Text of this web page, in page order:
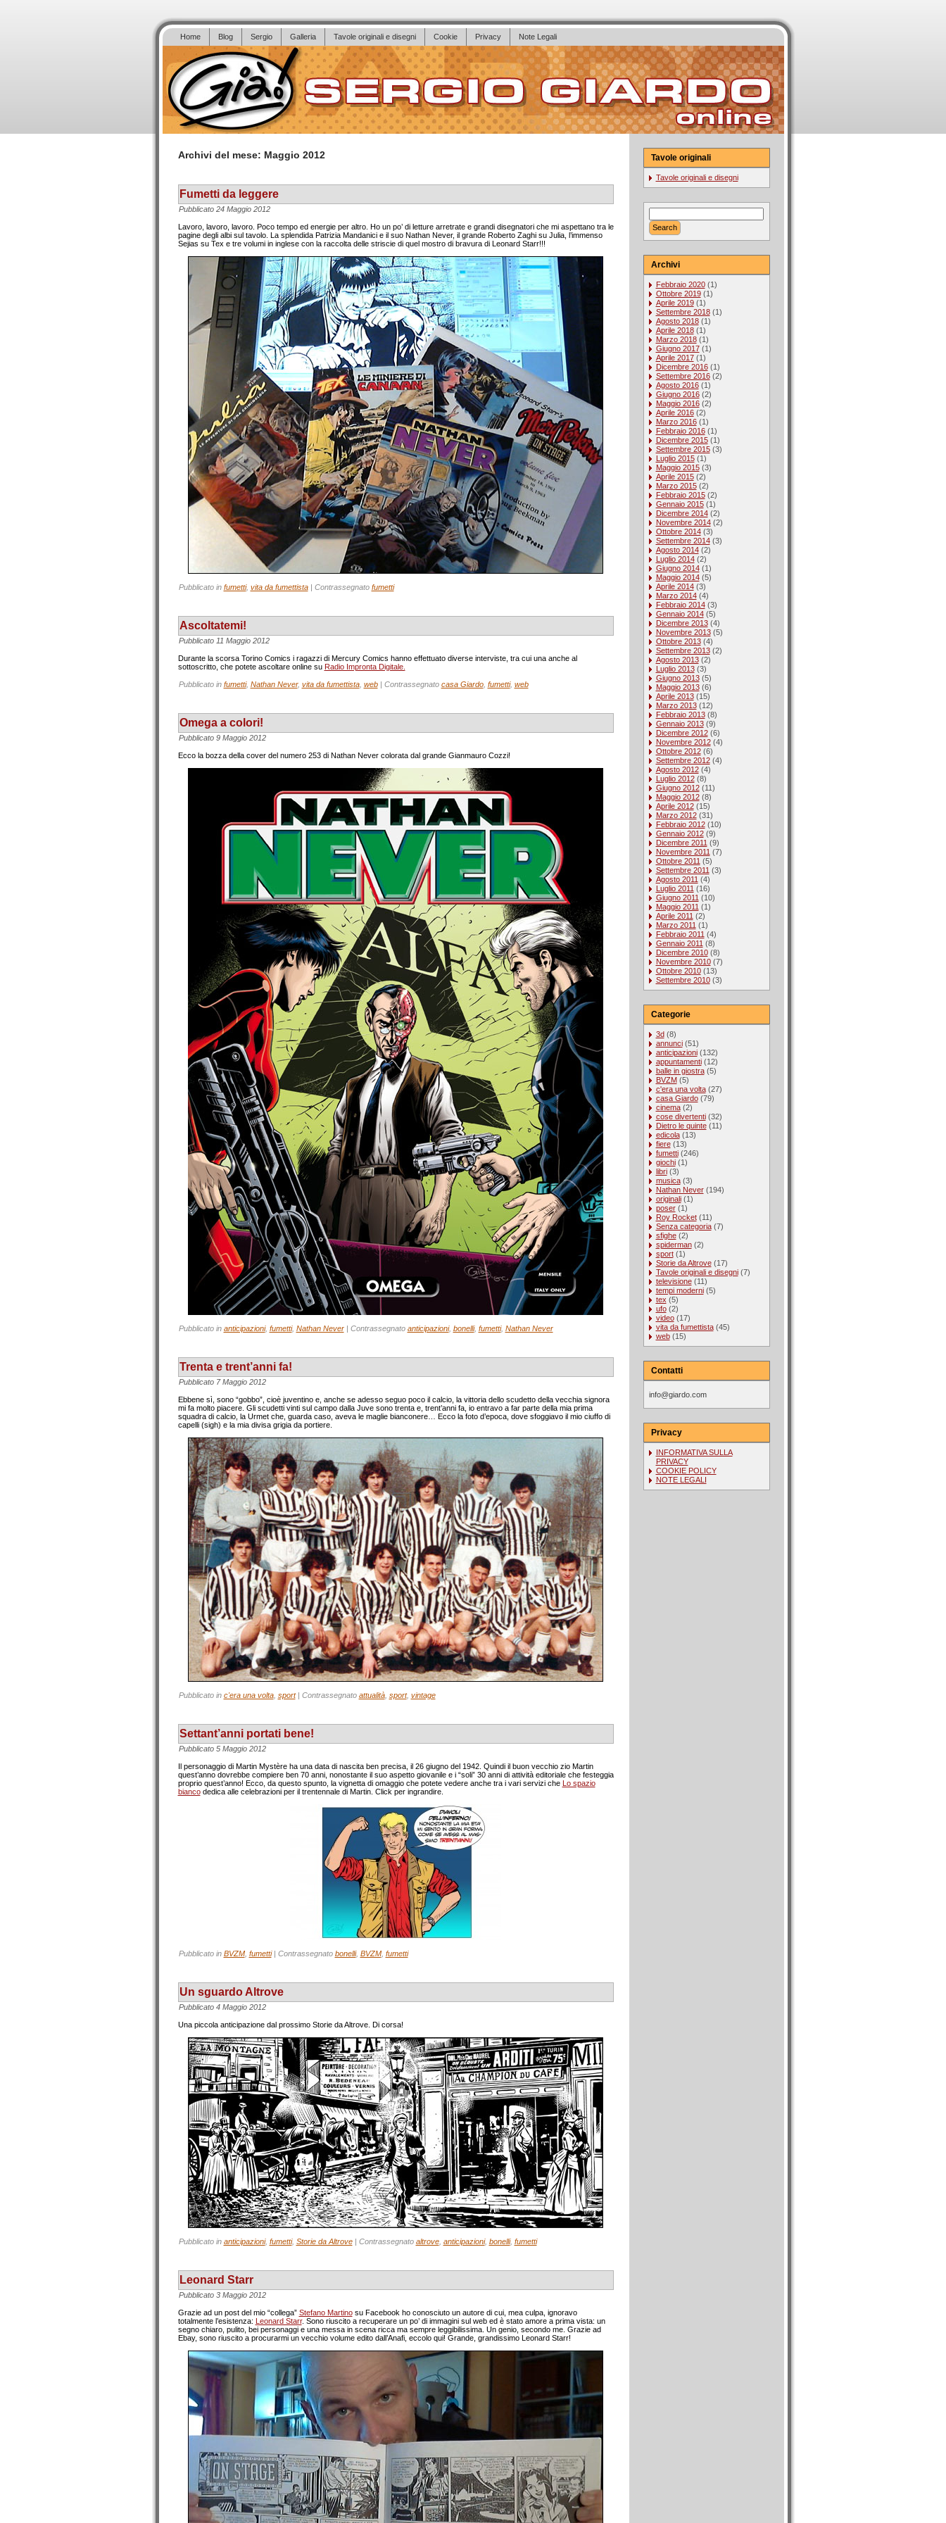
Home Blog Sergio Galleria Tavole originali e disegni Cookie Privacy Note Legali
Archivi del mese: Maggio 2012
Fumetti da leggere
Pubblicato 24 Maggio 2012
Lavoro, lavoro, lavoro. Poco tempo ed energie per altro. Ho un po’ di letture arretrate e grandi disegnatori che mi aspettano tra le
pagine degli albi sul tavolo. La splendida Patrizia Mandanici e il suo Nathan Never, il grande Roberto Zaghi su Julia, l’immenso
Sejias su Tex e tre volumi in inglese con la raccolta delle striscie di quel mostro di bravura di Leonard Starr!!!
Pubblicato in fumetti, vita da fumettista| Contrassegnato fumetti
Ascoltatemi!
Pubblicato 11 Maggio 2012
Durante la scorsa Torino Comics i ragazzi di Mercury Comics hanno effettuato diverse interviste, tra cui una anche al
sottoscritto, che potete ascoltare online su Radio Impronta Digitale.
Pubblicato in fumetti, Nathan Never, vita da fumettista, web| Contrassegnato casa Giardo, fumetti, web
Omega a colori!
Pubblicato 9 Maggio 2012
Ecco la bozza della cover del numero 253 di Nathan Never colorata dal grande Gianmauro Cozzi!
Pubblicato in anticipazioni, fumetti, Nathan Never| Contrassegnato anticipazioni, bonelli, fumetti, Nathan Never
Trenta e trent’anni fa!
Pubblicato 7 Maggio 2012
Ebbene sì, sono “gobbo”, cioè juventino e, anche se adesso seguo poco il calcio, la vittoria dello scudetto della vecchia signora
mi fa molto piacere. Gli scudetti vinti sul campo dalla Juve sono trenta e, trent’anni fa, io entravo a far parte della mia prima
squadra di calcio, la Urmet che, guarda caso, aveva le maglie bianconere… Ecco la foto d’epoca, dove sfoggiavo il mio ciuffo di
capelli (sigh) e la mia divisa grigia da portiere.
Pubblicato in c'era una volta, sport| Contrassegnato attualità, sport, vintage
Settant’anni portati bene!
Pubblicato 5 Maggio 2012
Il personaggio di Martin Mystère ha una data di nascita ben precisa, il 26 giugno del 1942. Quindi il buon vecchio zio Martin
quest’anno dovrebbe compiere ben 70 anni, nonostante il suo aspetto giovanile e i “soli” 30 anni di attività editoriale che festeggia
proprio quest’anno! Ecco, da questo spunto, la vignetta di omaggio che potete vedere anche tra i vari servizi che Lo spazio
biancodedica alle celebrazioni per il trentennale di Martin. Click per ingrandire.
Pubblicato in BVZM, fumetti| Contrassegnato bonelli, BVZM, fumetti
Un sguardo Altrove
Pubblicato 4 Maggio 2012
Una piccola anticipazione dal prossimo Storie da Altrove. Di corsa!
Pubblicato in anticipazioni, fumetti, Storie da Altrove| Contrassegnato altrove, anticipazioni, bonelli, fumetti
Leonard Starr
Pubblicato 3 Maggio 2012
Grazie ad un post del mio “collega” Stefano Martinosu Facebook ho conosciuto un autore di cui, mea culpa, ignoravo
totalmente l’esistenza: Leonard Starr. Sono riuscito a recuperare un po’ di immagini sul web ed è stato amore a prima vista: un
segno chiaro, pulito, bei personaggi e una messa in scena ricca ma sempre leggibilissima. Un genio, secondo me. Grazie ad
Ebay, sono riuscito a procurarmi un vecchio volume edito dall’Anafi, eccolo qui! Grande, grandissimo Leonard Starr!
Tavole originali
Tavole originali e disegni
Archivi
Febbraio 2020(1)
Ottobre 2019(1)
Aprile 2019(1)
Settembre 2018(1)
Agosto 2018(1)
Aprile 2018(1)
Marzo 2018(1)
Giugno 2017(1)
Aprile 2017(1)
Dicembre 2016(1)
Settembre 2016(2)
Agosto 2016(1)
Giugno 2016(2)
Maggio 2016(2)
Aprile 2016(2)
Marzo 2016(1)
Febbraio 2016(1)
Dicembre 2015(1)
Settembre 2015(3)
Luglio 2015(1)
Maggio 2015(3)
Aprile 2015(2)
Marzo 2015(2)
Febbraio 2015(2)
Gennaio 2015(1)
Dicembre 2014(2)
Novembre 2014(2)
Ottobre 2014(3)
Settembre 2014(3)
Agosto 2014(2)
Luglio 2014(2)
Giugno 2014(1)
Maggio 2014(5)
Aprile 2014(3)
Marzo 2014(4)
Febbraio 2014(3)
Gennaio 2014(5)
Dicembre 2013(4)
Novembre 2013(5)
Ottobre 2013(4)
Settembre 2013(2)
Agosto 2013(2)
Luglio 2013(3)
Giugno 2013(5)
Maggio 2013(6)
Aprile 2013(15)
Marzo 2013(12)
Febbraio 2013(8)
Gennaio 2013(9)
Dicembre 2012(6)
Novembre 2012(4)
Ottobre 2012(6)
Settembre 2012(4)
Agosto 2012(4)
Luglio 2012(8)
Giugno 2012(11)
Maggio 2012(8)
Aprile 2012(15)
Marzo 2012(31)
Febbraio 2012(10)
Gennaio 2012(9)
Dicembre 2011 (9)
Novembre 2011 (7)
Ottobre 2011 (5)
Settembre 2011 (3)
Agosto 2011 (4)
Luglio 2011 (16)
Giugno 2011 (10)
Maggio 2011 (1)
Aprile 2011 (2)
Marzo 2011 (1)
Febbraio 2011 (4)
Gennaio 2011 (8)
Dicembre 2010(8)
Novembre 2010(7)
Ottobre 2010(13)
Settembre 2010(3)
Categorie
3d(8)
annunci(51)
anticipazioni(132)
appuntamenti(12)
balle in giostra(5)
BVZM(5)
c'era una volta(27)
casa Giardo(79)
cinema(2)
cose divertenti(32)
Dietro le quinte(11)
edicola(13)
fiere(13)
fumetti(246)
giochi(1)
libri(3)
musica(3)
Nathan Never(194)
originali(1)
poser(1)
Roy Rocket(11)
Senza categoria(7)
sfighe(2)
spiderman(2)
sport(1)
Storie da Altrove(17)
Tavole originali e disegni(7)
televisione(11)
tempi moderni(5)
tex (5)
ufo(2)
video(17)
vita da fumettista(45)
web(15)
Contatti
info@giardo.com
Privacy
INFORMATIVA SULLA
PRIVACY
COOKIE POLICY
NOTE LEGALI